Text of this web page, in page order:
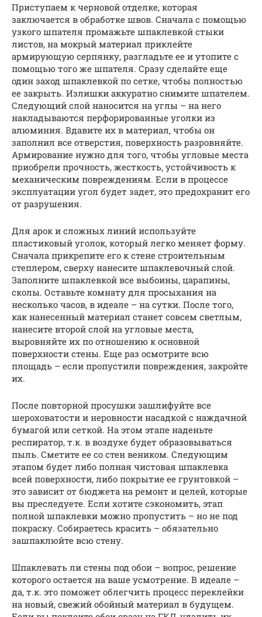
Приступаем к черновой отделке, которая
заключается в обработке швов. Сначала с помощью
узкого шпателя промажьте шпаклевкой стыки
листов, на мокрый материал приклейте
армирующую серпянку, разгладьте ее и утопите с
помощью того же шпателя. Сразу сделайте еще
один заход шпаклевкой по сетке, чтобы полностью
ее закрыть. Излишки аккуратно снимите шпателем.
Следующий слой наносится на углы – на него
накладываются перфорированные уголки из
алюминия. Вдавите их в материал, чтобы он
заполнил все отверстия, поверхность разровняйте.
Армирование нужно для того, чтобы угловые места
приобрели прочность, жесткость, устойчивость к
механическим повреждениям. Если в процессе
эксплуатации угол будет задет, это предохранит его
от разрушения.
Для арок и сложных линий используйте
пластиковый уголок, который легко меняет форму.
Сначала прикрепите его к стене строительным
степлером, сверху нанесите шпаклевочный слой.
Заполните шпаклевкой все выбоины, царапины,
сколы. Оставьте комнату для просыхания на
несколько часов, в идеале – на сутки. После того,
как нанесенный материал станет совсем светлым,
нанесите второй слой на угловые места,
выровняйте их по отношению к основной
поверхности стены. Еще раз осмотрите всю
площадь – если пропустили повреждения, закройте
их.
После повторной просушки зашлифуйте все
шероховатости и неровности насадкой с наждачной
бумагой или сеткой. На этом этапе наденьте
респиратор, т.к. в воздухе будет образовываться
пыль. Сметите ее со стен веником. Следующим
этапом будет либо полная чистовая шпаклевка
всей поверхности, либо покрытие ее грунтовкой –
это зависит от бюджета на ремонт и целей, которые
вы преследуете. Если хотите сэкономить, этап
полной шпаклевки можно пропустить – но не под
покраску. Собираетесь красить – обязательно
зашпаклюйте всю стену.
Шпаклевать ли стены под обои – вопрос, решение
которого остается на ваше усмотрение. В идеале –
да, т.к. это поможет облегчить процесс переклейки
на новый, свежий обойный материал в будущем.